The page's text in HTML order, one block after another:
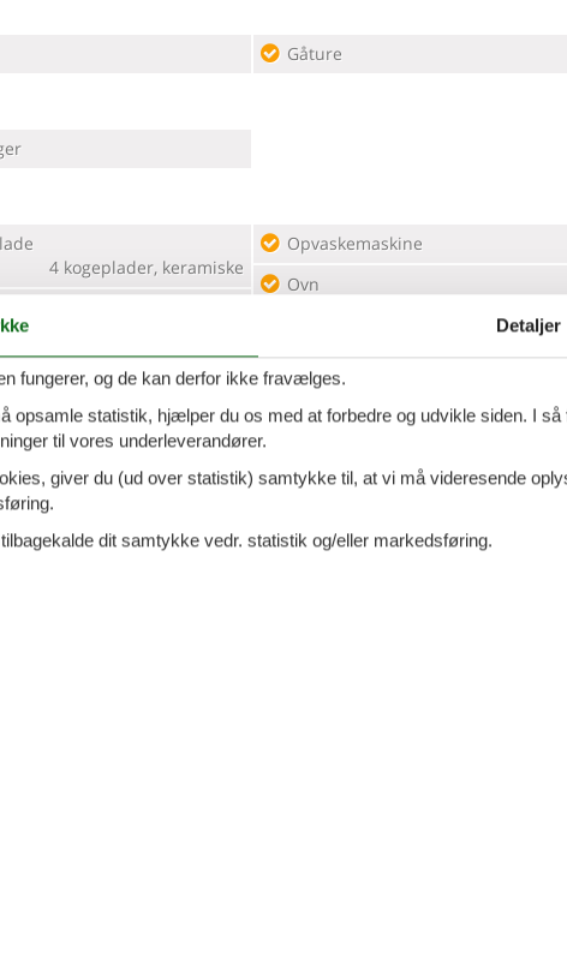
Gåture
4 kogeplader, keramiske
Opvaskemaskine
Ovn
Terrasse
Privat, betalt
Detaljer
fungerer, og de kan derfor ikke fravælges.
opsamle statistik, hjælper du os med at forbedre og udvikle siden. I så
til vores underleverandører.
giver du (ud over statistik) samtykke til, at vi må videresende
dit samtykke vedr. statistik og/eller markedsføring.